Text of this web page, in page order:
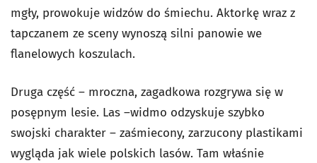
mgły, prowokuje widzów do śmiechu. Aktorkę wraz z
tapczanem ze sceny wynoszą silni panowie we
flanelowych koszulach.
Druga część – mroczna, zagadkowa rozgrywa się w
posępnym lesie. Las –widmo odzyskuje szybko
swojski charakter – zaśmiecony, zarzucony plastikami
wygląda jak wiele polskich lasów. Tam właśnie